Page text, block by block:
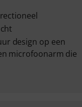
design op een
microfoonarm die